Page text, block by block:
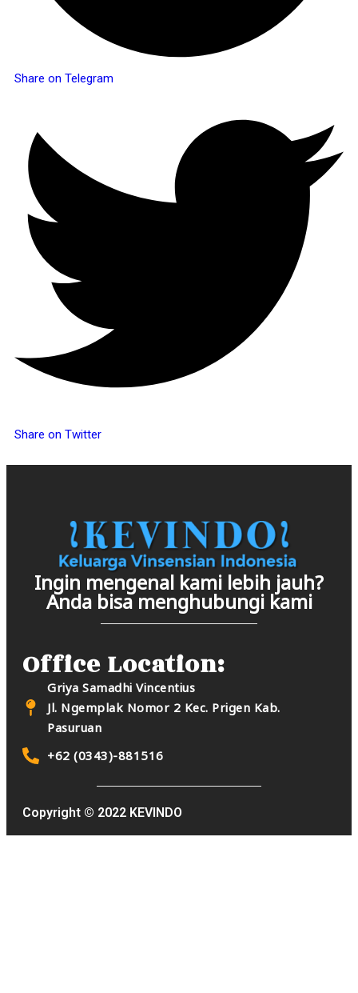
Share on Telegram
Share on Twitter
Ingin mengenal kami lebih jauh?
Anda bisa menghubungi kami
Office Location:
Griya Samadhi Vincentius
Jl. Ngemplak Nomor 2 Kec. Prigen Kab.
Pasuruan
+62 (0343)-881516
Copyright © 2022 KEVINDO